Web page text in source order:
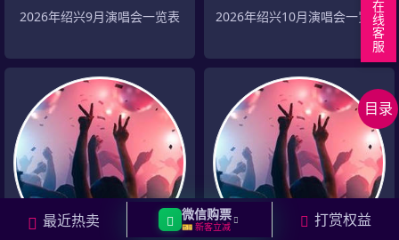
目录
回
顶
部
绍
兴
演
唱
会
列
表
分
页
相
关
城
市
演
相
关
明
星
返
回
上
2026年绍兴9月演唱会一览表 2026年绍兴10月演唱会一览表
在
线
客
服
最近热卖 微信购票
🎫 新客立减 打赏权益